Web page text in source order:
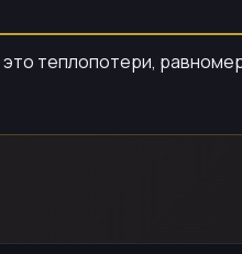
теплопотери,